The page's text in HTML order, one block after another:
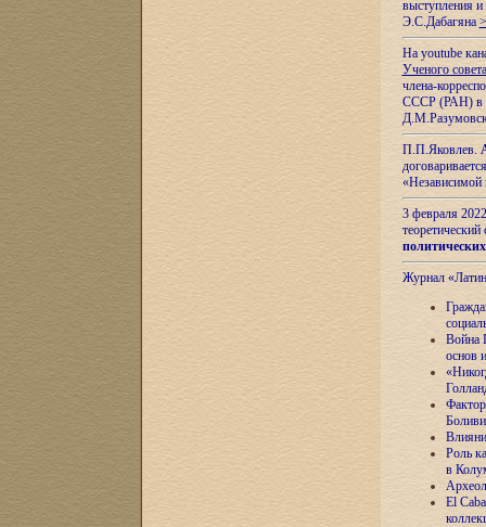
выступления
Э.С.Дабагяна
На youtube
Ученого
члена-
СССР (РАН) в
П.П.Яковлев.
«Независимой
3 февраля
теоретический
Журнал
Война
основ
Роль
в
El